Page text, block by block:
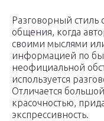
Разговорный стиль
общения, когда
своими мыслями
информацией по
неофициальной
используется
Отличается
красочностью,
экспрессивность.